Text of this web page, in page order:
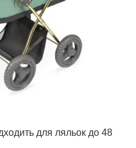
для ляльок до 48